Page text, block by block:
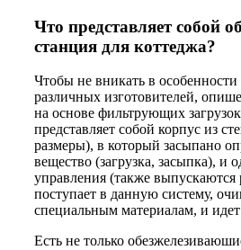
Что представляет собой
станция для коттеджа?
Чтобы не вникать в особенности
различных изготовителей,
на основе фильтрующих
представляет собой корпус из
размеры), в который засыпано
вещество (загрузка, засыпка), и
управления (также
поступает в данную систему,
специальным материалам, и
Есть не только